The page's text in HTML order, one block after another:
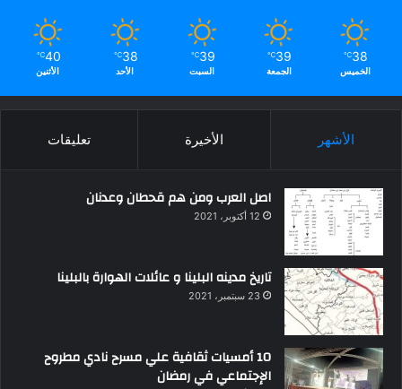
38
℃
الخميس
39
℃
الجمعة
39
℃
السبت
38
℃
الأحد
40
℃
الأثنين
الأشهر الأخيرة تعليقات
اصل العرب ومن هم قحطان وعدنان
12 أكتوبر، 2021
تاريخ مدينه البلينا و عائلات الهوارة بالبلينا
23 سبتمبر، 2021
10 أمسيات ثقافية علي مسرح نادي مطروح
الإجتماعي في رمضان